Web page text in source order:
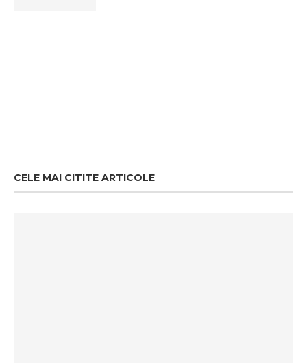
CELE MAI CITITE ARTICOLE